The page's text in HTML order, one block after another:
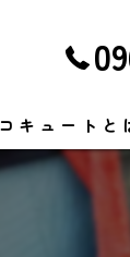
キュートと